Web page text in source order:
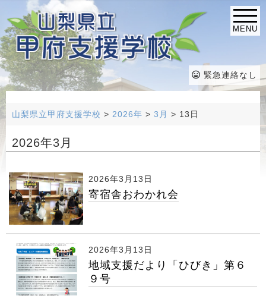
MENU
緊急連絡なし
山梨県立甲府支援学校 > 2026年 > 3月 > 13日
2026年3月
2026年3月13日
寄宿舎おわかれ会
2026年3月13日
地域支援だより「ひびき」第６
９号